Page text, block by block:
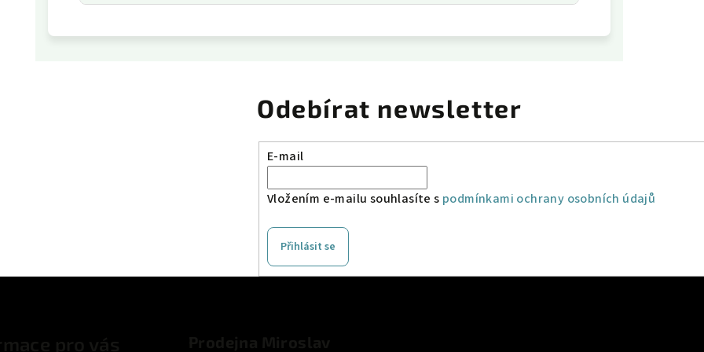
Odebírat newsletter
E-mail
Vložením e-mailu souhlasíte s podmínkami ochrany osobních údajů
Přihlásit se